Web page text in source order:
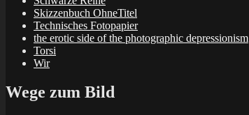
Skizzenbuch OhneTitel
Technisches Fotopapier
the erotic side of the photographic depressionism
Torsi
Wir
Wege zum Bild